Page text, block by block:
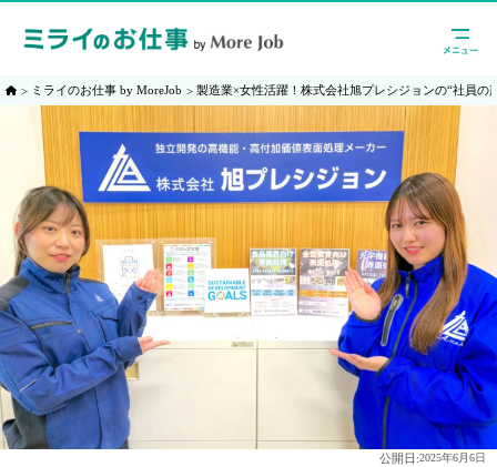
ミライのお仕事 by MoreJob 製造業×女性活躍！株式会社旭プレシジョンの“社員の
公開日:2025年6月6日